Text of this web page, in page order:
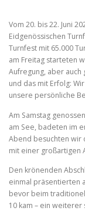
Vom 20. bis 22. Juni
Eidgenössischen
Turnfest mit 65.000
am Freitag starteten
Aufregung, aber
und das mit Erfolg:
unsere persönliche
Am Samstag
am See, badeten im
Abend besuchten wir
mit einer großartigen
Den krönenden
einmal präsentierten
bevor beim
10 kam – ein